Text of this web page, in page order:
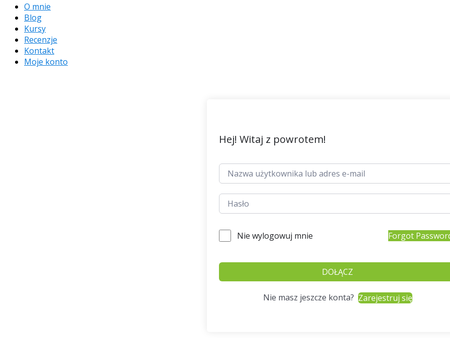
O mnie
Blog
Kursy
Recenzje
Kontakt
Moje konto
Hej! Witaj z powrotem!
Nie wylogowuj mnie Forgot
DOŁĄCZ
Nie masz jeszcze konta? Zarejestruj się